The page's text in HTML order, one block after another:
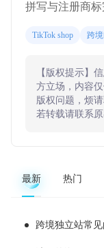
拼写与注册商标
TikTok shop 跨
【版权提示】
方立场，内容
版权问题，烦
若转载请联系
最新 热门
跨境独立站常